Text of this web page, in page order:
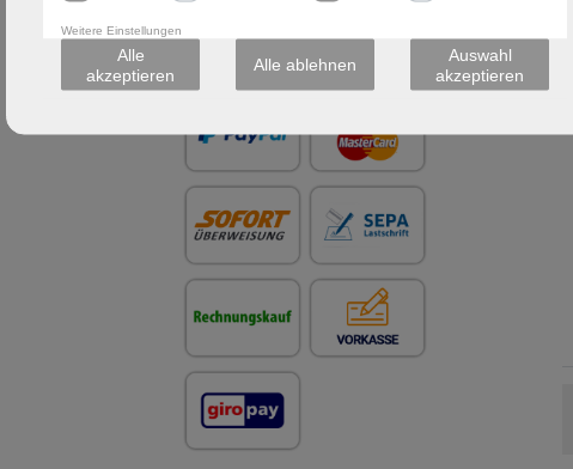
Weitere Einstellungen
Alle
akzeptieren
Alle ablehnen
Auswahl
akzeptieren